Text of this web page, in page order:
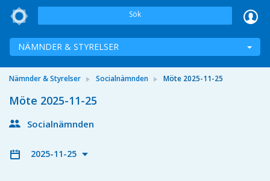
Sök
NÄMNDER & STYRELSER
Nämnder & Styrelser Socialnämnden Möte 2025-11-25
Möte 2025-11-25
Socialnämnden
2025-11-25